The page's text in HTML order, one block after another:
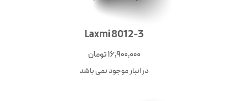
Laxmi 8012-3
16,900,000تومان
در انبار موجود نمی باشد